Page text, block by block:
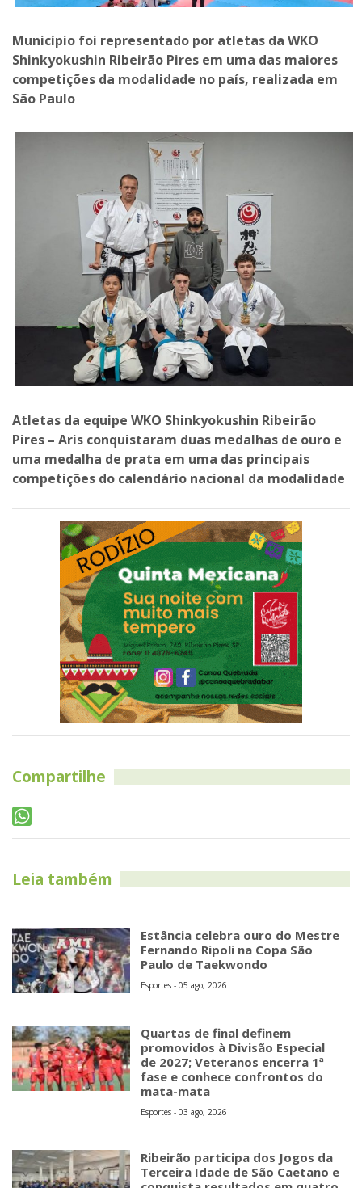
Município foi representado por atletas da WKO
Shinkyokushin Ribeirão Pires em uma das maiores
competições da modalidade no país, realizada em
São Paulo
Atletas da equipe WKO Shinkyokushin Ribeirão
Pires – Aris conquistaram duas medalhas de ouro e
uma medalha de prata em uma das principais
competições do calendário nacional da modalidade
Compartilhe
Leia também
Estância celebra ouro do Mestre
Fernando Ripoli na Copa São
Paulo de Taekwondo
Esportes - 05 ago, 2026
Quartas de final definem
promovidos à Divisão Especial
de 2027; Veteranos encerra 1ª
fase e conhece confrontos do
mata-mata
Esportes - 03 ago, 2026
Ribeirão participa dos Jogos da
Terceira Idade de São Caetano e